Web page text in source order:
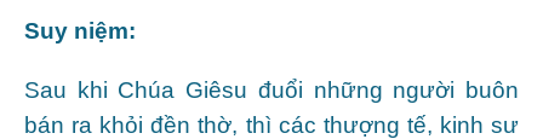
Suy niệm:
Sau khi Chúa Giêsu đuổi những người buôn
bán ra khỏi đền thờ, thì các thượng tế, kinh sư